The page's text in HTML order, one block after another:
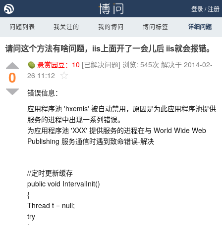
登录/注册
问题列表 我关注的 我的博问 博问标签 详细问题
请问这个方法有啥问题，iis上面开了一会儿后 iis就会报错。
0
悬赏园豆： 10 [已解决问题] 浏览: 545次 解决于 2014-02-
26 11:12
错误信息：
应用程序池 'hxemis' 被自动禁用，原因是为此应用程序池提供
服务的进程中出现一系列错误。
为应用程序池 'XXX' 提供服务的进程在与 World Wide Web
Publishing 服务通信时遇到致命错误-解决
//定时更新缓存
public void IntervalInit()
{
Thread t = null;
try